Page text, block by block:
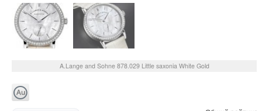
A.Lange and Sohne 878.029 Little saxonia White Gold